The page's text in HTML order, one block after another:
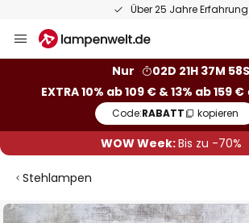
Über 25 Jahre Erfahrung
Inhalt
Nur
02D 21H 37M 57S
EXTRA 10% ab 109 € & 13% ab 159 €
Code:RABATT kopieren
WOW Week:Bis zu -70%
Stehlampen
Zum